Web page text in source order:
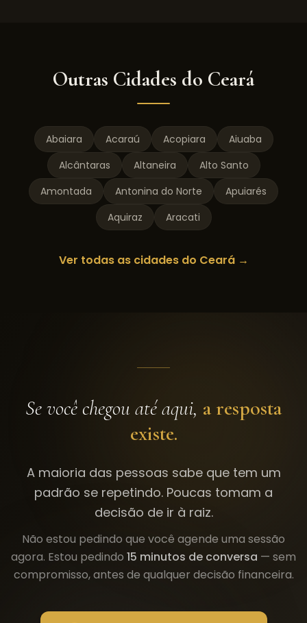
Outras Cidades do Ceará
Abaiara Acaraú Acopiara
Aiuaba
Alcântaras
Altaneira
Alto Santo
Amontada
Antonina do Norte
Apuiarés
Aquiraz
Aracati
Ver todas as cidades do Ceará→
Se você chegou até aqui, a resposta
existe.
A maioria das pessoas sabe que tem um
padrão se repetindo. Poucas tomam a
decisão de ir à raiz.
Não estou pedindo que você agende uma sessão
agora. Estou pedindo 15 minutos de conversa — sem
compromisso, antes de qualquer decisão financeira.